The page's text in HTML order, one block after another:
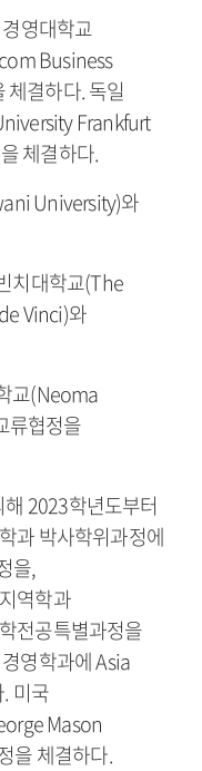
영대학교
Business
결하다. 독일
Frankfurt
체결하다.
University)와
치대학교(The
Vinci)와
교(Neoma
류협정을
2023학년도부터
과 박사학위과정에
을,
역학과
전공특별과정을
영학과에 Asia
미국
Mason
을 체결하다.